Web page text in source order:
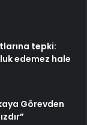
tepki:
edemez hale
Görevden